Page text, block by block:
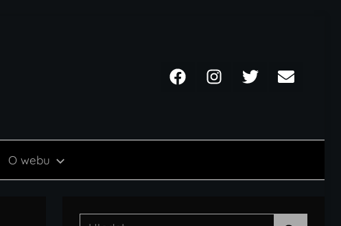
FacebookInstagramTwitterEmail
O webu
Hledat: